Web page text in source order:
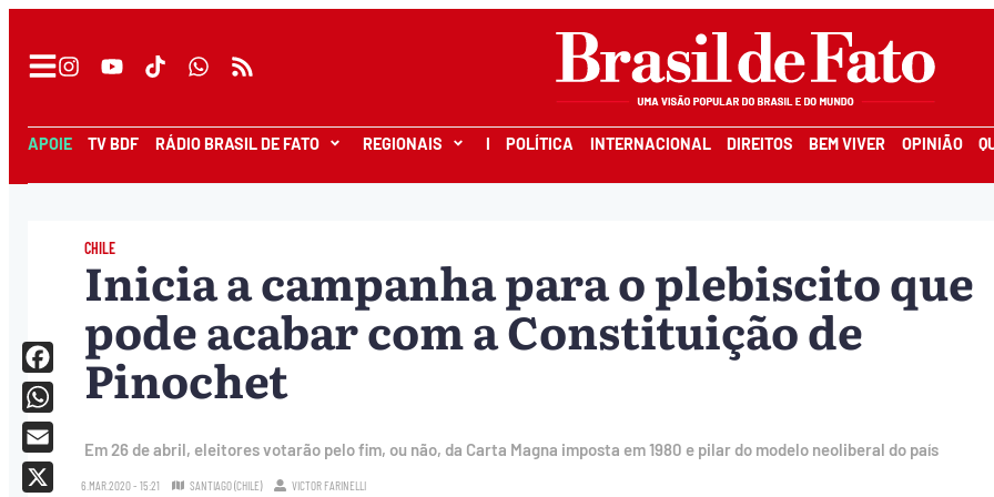
APOIE TV BDF RÁDIO BRASIL DE FATO REGIONAIS I POLÍTICA INTERNACIONAL DIREITOS BEM VIVER OPINIÃO
CHILE
Inicia a campanha para o plebiscito que
pode acabar com a Constituição de
Pinochet
Em 26 de abril, eleitores votarão pelo fim, ou não, da Carta Magna imposta em 1980 e pilar do modelo neoliberal do país
6.MAR.2020 - 15:21 SANTIAGO (CHILE) VICTOR FARINELLI
Facebook
WhatsApp
Email